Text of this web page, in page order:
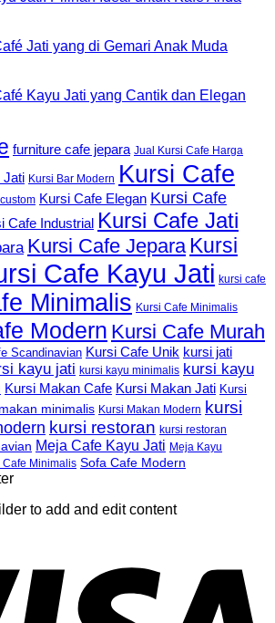
Jati yang di Gemari Anak Muda
Kayu Jati yang Cantik dan Elegan
furniture cafe jepara Jual Kursi Cafe Harga
Jati Kursi Bar Modern Kursi Cafe
Kursi Cafe Elegan Kursi Cafe
Cafe Industrial Kursi Cafe Jati
Kursi Cafe Jepara Kursi
Cafe Kayu Jati kursi cafe
Minimalis Kursi Cafe Minimalis
Modern Kursi Cafe Murah
Scandinavian Kursi Cafe Unik kursi jati
kayu jati kursi kayu minimalis kursi kayu
Kursi Makan Cafe Kursi Makan Jati Kursi
minimalis Kursi Makan Modern
kursi
kursi restoran kursi restoran
Meja Cafe Kayu Jati Meja Kayu
Cafe Minimalis Sofa Cafe Modern
to add and edit content